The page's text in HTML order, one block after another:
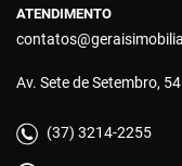
ATENDIMENTO
Av. Sete de Setembro,
(37) 3214-2255